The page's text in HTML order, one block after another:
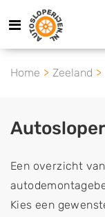
Home Zeeland
Een overzicht
Kies een